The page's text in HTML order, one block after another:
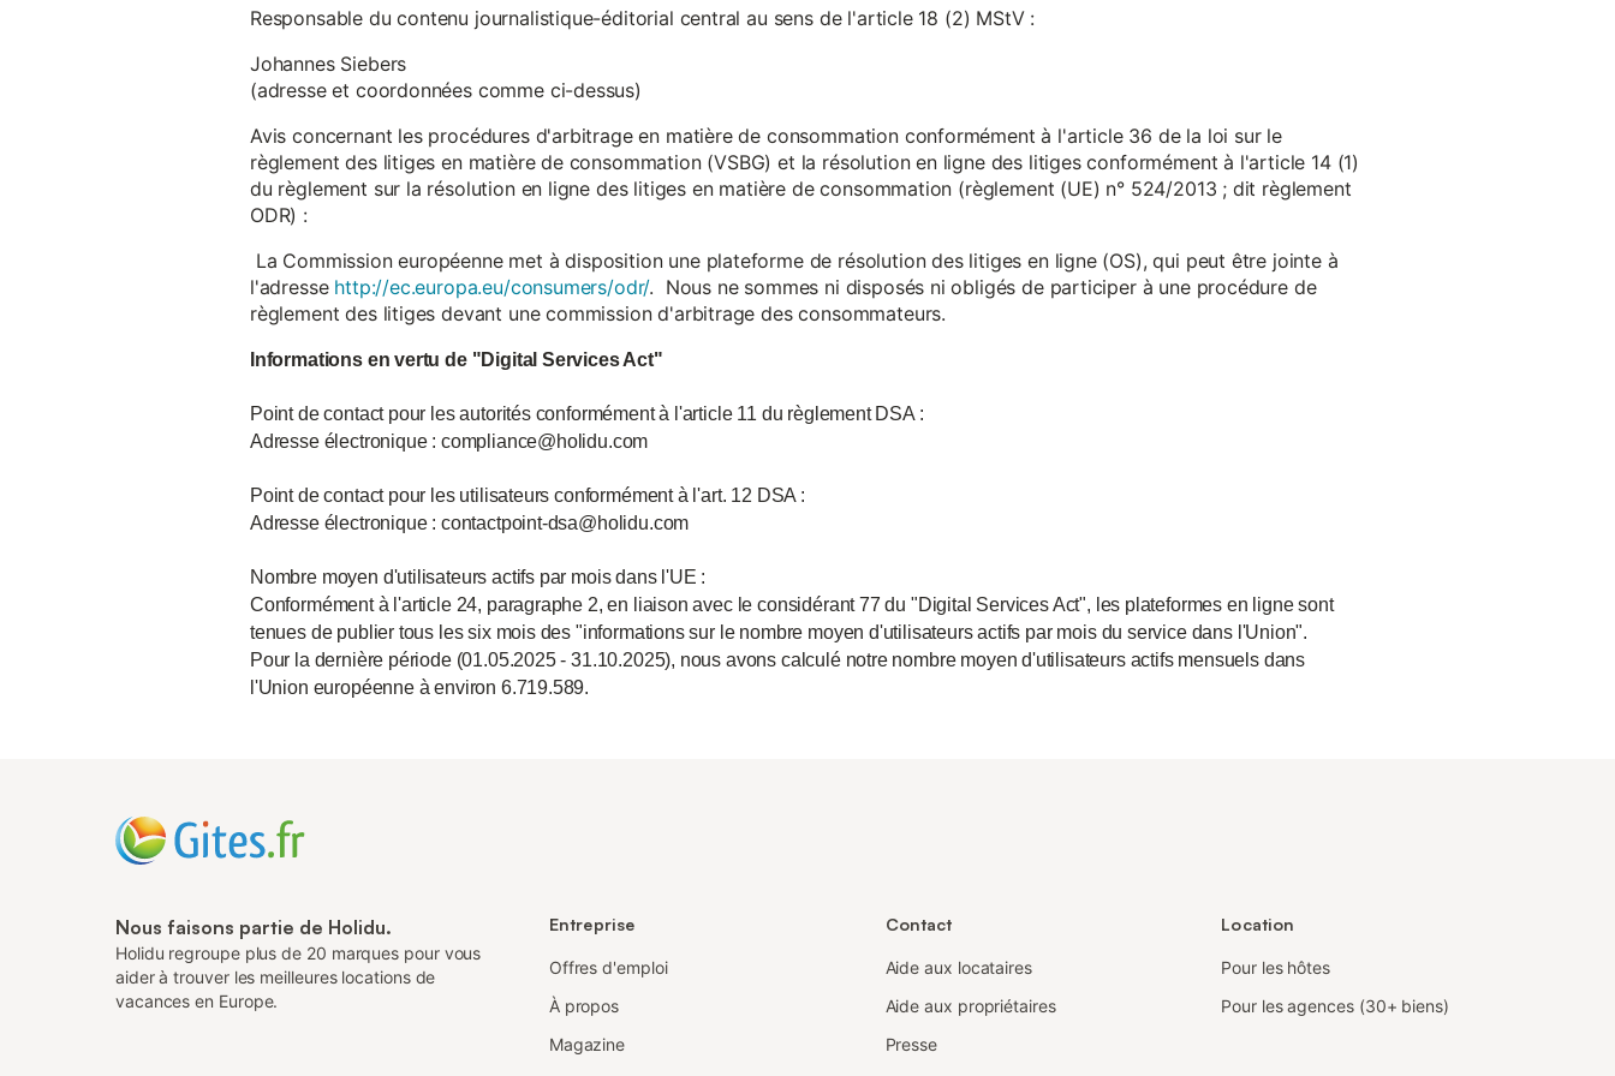
Responsable du contenu journalistique-éditorial central au sens de l'article 18 (2) MStV :
Johannes Siebers
(adresse et coordonnées comme ci-dessus)
Avis concernant les procédures d'arbitrage en matière de consommation conformément à l'article 36 de la loi sur le
règlement des litiges en matière de consommation (VSBG) et la résolution en ligne des litiges conformément à l'article 14 (1)
du règlement sur la résolution en ligne des litiges en matière de consommation (règlement (UE) n° 524/2013 ; dit règlement
ODR) :
La Commission européenne met à disposition une plateforme de résolution des litiges en ligne (OS), qui peut être jointe à
l'adresse http://ec.europa.eu/consumers/odr/. Nous ne sommes ni disposés ni obligés de participer à une procédure de
règlement des litiges devant une commission d'arbitrage des consommateurs.
Informations en vertu de "Digital Services Act"
Point de contact pour les autorités conformément à l'article 11 du règlement DSA :
Adresse électronique : compliance@holidu.com
Point de contact pour les utilisateurs conformément à l'art. 12 DSA :
Adresse électronique : contactpoint-dsa@holidu.com
Nombre moyen d'utilisateurs actifs par mois dans l'UE :
Conformément à l'article 24, paragraphe 2, en liaison avec le considérant 77 du "Digital Services Act", les plateformes en ligne sont
tenues de publier tous les six mois des "informations sur le nombre moyen d'utilisateurs actifs par mois du service dans l'Union".
Pour la dernière période (01.05.2025 - 31.10.2025), nous avons calculé notre nombre moyen d'utilisateurs actifs mensuels dans
l'Union européenne à environ 6.719.589.
Nous faisons partie de Holidu.
Holidu regroupe plus de 20 marques pour vous
aider à trouver les meilleures locations de
vacances en Europe.
Entreprise
Offres d'emploi
À propos
Magazine
Contact
Aide aux locataires
Aide aux propriétaires
Presse
Location
Pour les hôtes
Pour les agences (30+ biens)